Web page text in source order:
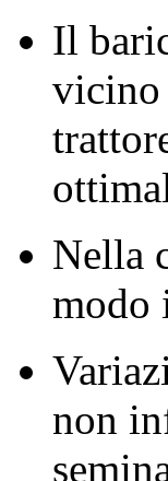
Il
vicino
Nella
modo
non